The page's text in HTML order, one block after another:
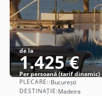
de la
1.425 €
Per persoană (tarif dinamic)
PLECARE::București
DESTINAȚIE:Madeira